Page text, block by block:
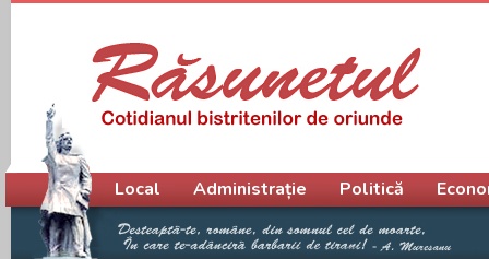
Meniu principal
Local Administrație Politică